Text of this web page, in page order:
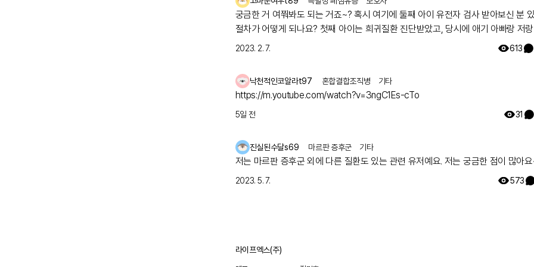
https://forms.gle/o4ETPdsTwgAc38jz8 Q. 레어메이트가 되면 어떤 혜택
이 있을까요? - 내가 쓴 게시글이 맨 위 추천 게시글 영역에 올라가 더 많은 분
들이 볼 수 있습니다. - 레어메이트 배지를 부여받아 보다 영향력 있는 회원이
될 수 있습니다. - 왕성한 활동을 기대하는 마음으로 레어노트 굿즈를 드립니
다. - 추첨을 통해 내 사연이 레어노트에 소개됩니다. Q. 레어메이트란 무엇이
고, 어떤 활동을 하게 될까요? - 레어메이트는 레어노트를 대표해 커뮤니티
생태계를 만들고 활동하는 회원입니다. - 내가 겪은 치료 경험을 공유해 다른
레어노트 회원들의 귀감이 됩니다. - 내가 습득한 희귀질환 정보와 노하우 등
히 기록하고 체계적으로 관리합니다. 레어메이트에 관해 궁금한 점이 있다면
무엇이든 댓글로 남겨주세요! 감사합니다.
궁금한 거 여쭤봐도 되는 거죠~? 혹시 여기에 둘째 아이 유전자 검사 받아보신 분
절차가 어떻게 되나요? 첫째 아이는 희귀질환 진단받았고, 당시에 애기 아빠랑 저랑
자 검사했는데 돌연변이라고 하시더라구요.. 둘째 임신했는데 유전은 안 된다지만
2023. 2. 7. 613
낙천적인코알라t97 혼합결합조직병 기타
https://m.youtube.com/watch?v=3ngC1Es-cTo
5일 전 31
진실된수달s69 마르판 증후군 기타
저는 마르판 증후군 외에 다른 질환도 있는 관련 유저예요. 저는 궁금한 점이 많아
2023. 5. 7. 573
라이프엑스(주)